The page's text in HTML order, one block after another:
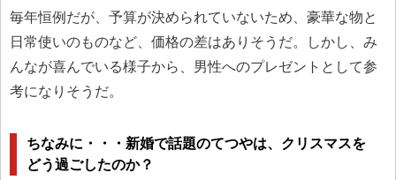
毎年恒例だが、予算が決められていないため、豪華な物と
日常使いのものなど、価格の差はありそうだ。しかし、み
んなが喜んでいる様子から、男性へのプレゼントとして参
考になりそうだ。
ちなみに・・・新婚で話題のてつやは、クリスマスを
どう過ごしたのか？